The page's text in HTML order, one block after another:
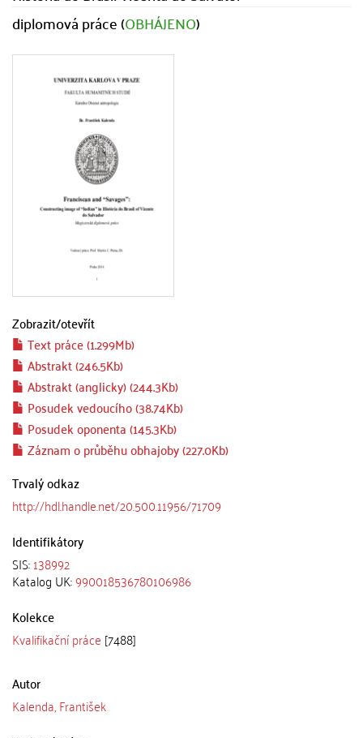
diplomová práce (OBHÁJENO)
Zobrazit/otevřít
Text práce (1.299Mb)
Abstrakt (246.5Kb)
Abstrakt (anglicky) (244.3Kb)
Posudek vedoucího (38.74Kb)
Posudek oponenta (145.3Kb)
Záznam o průběhu obhajoby (227.0Kb)
Trvalý odkaz
http://hdl.handle.net/20.500.11956/71709
Identifikátory
SIS:138992
Katalog UK:990018536780106986
Kolekce
Kvalifikační práce [7488]
Autor
Kalenda, František